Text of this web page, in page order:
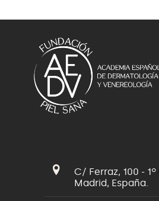
C/ Ferraz, 100 -
Madrid, España.